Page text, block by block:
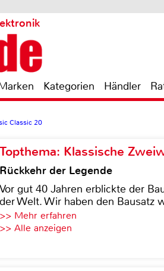
Kategorien Händler
Classic 20
Topthema: Klassische
Rückkehr der Legende
Vor gut 40 Jahren erblickte der
der Welt. Wir haben den Bausatz
>> Mehr erfahren
>> Alle anzeigen